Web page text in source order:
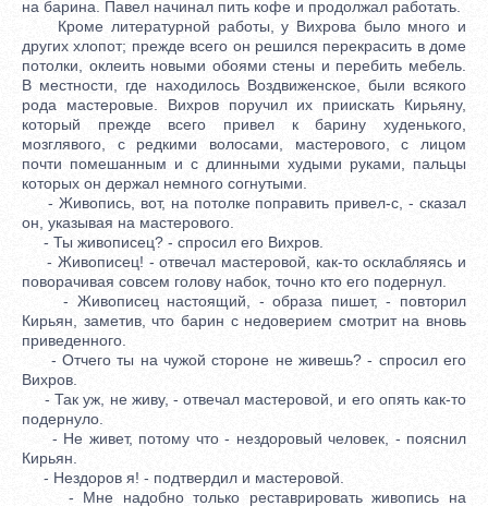
на барина. Павел начинал пить кофе и продолжал работать.
Кроме литературной работы, у Вихрова было много и
других хлопот; прежде всего он решился перекрасить в доме
потолки, оклеить новыми обоями стены и перебить мебель.
В местности, где находилось Воздвиженское, были всякого
рода мастеровые. Вихров поручил их приискать Кирьяну,
который прежде всего привел к барину худенького,
мозглявого, с редкими волосами, мастерового, с лицом
почти помешанным и с длинными худыми руками, пальцы
которых он держал немного согнутыми.
- Живопись, вот, на потолке поправить привел-с, - сказал
он, указывая на мастерового.
- Ты живописец? - спросил его Вихров.
- Живописец! - отвечал мастеровой, как-то осклабляясь и
поворачивая совсем голову набок, точно кто его подернул.
- Живописец настоящий, - образа пишет, - повторил
Кирьян, заметив, что барин с недоверием смотрит на вновь
приведенного.
- Отчего ты на чужой стороне не живешь? - спросил его
Вихров.
- Так уж, не живу, - отвечал мастеровой, и его опять как-то
подернуло.
- Не живет, потому что - нездоровый человек, - пояснил
Кирьян.
- Нездоров я! - подтвердил и мастеровой.
- Мне надобно только реставрировать живопись на